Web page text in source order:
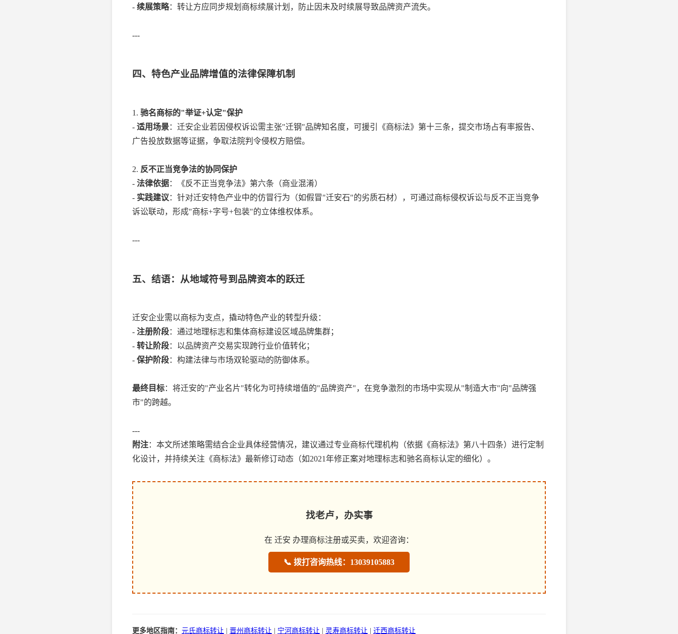
- 续展策略：转让方应同步规划商标续展计划，防止因未及时续展导致品牌资产流失。
---
四、特色产业品牌增值的法律保障机制
1. 驰名商标的"举证+认定"保护
- 适用场景：迁安企业若因侵权诉讼需主张"迁钢"品牌知名度，可援引《商标法》第十三条，提交市场占有率报告、
广告投放数据等证据，争取法院判令侵权方赔偿。
2. 反不正当竞争法的协同保护
- 法律依据：《反不正当竞争法》第六条（商业混淆）
- 实践建议 ：针对迁安特色产业中的仿冒行为（如假冒"迁安石"的劣质石材），可通过商标侵权诉讼与反不正当竞争
诉讼联动，形成"商标+字号+包装"的立体维权体系。
---
五、结语：从地域符号到品牌资本的跃迁
迁安企业需以商标为支点，撬动特色产业的转型升级：
- 注册阶段：通过地理标志和集体商标建设区域品牌集群；
- 转让阶段：以品牌资产交易实现跨行业价值转化；
- 保护阶段：构建法律与市场双轮驱动的防御体系。
最终目标：将迁安的"产业名片"转化为可持续增值的"品牌资产"，在竞争激烈的市场中实现从"制造大市"向"品牌强
市"的跨越。
---
附注：本文所述策略需结合企业具体经营情况，建议通过专业商标代理机构（依据《商标法》第八十四条）进行定制
化设计，并持续关注《商标法》最新修订动态（如2021年修正案对地理标志和驰名商标认定的细化）。
找老卢，办实事
在 迁安 办理商标注册或买卖，欢迎咨询：
📞 拨打咨询热线：13039105883
更多地区指南： 元氏商标转让 晋州商标转让 宁河商标转让 灵寿商标转让 迁西商标转让